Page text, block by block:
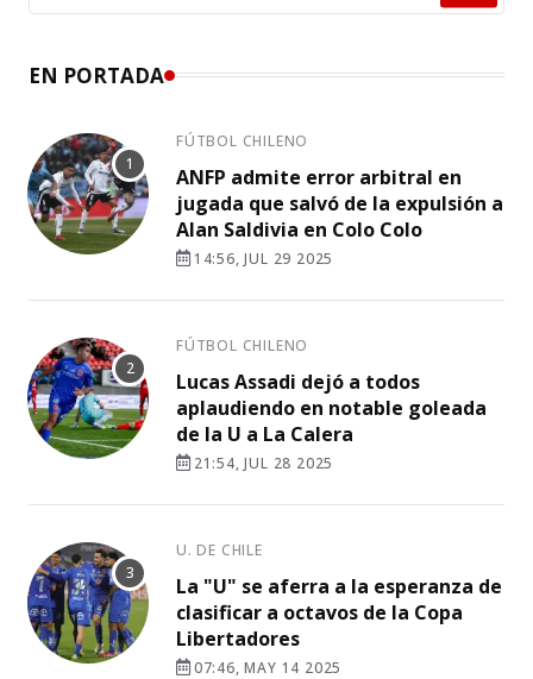
EN PORTADA
FÚTBOL CHILENO
ANFP admite error arbitral en
jugada que salvó de la expulsión a
Alan Saldivia en Colo Colo
14:56, JUL 29 2025
FÚTBOL CHILENO
Lucas Assadi dejó a todos
aplaudiendo en notable goleada
de la U a La Calera
21:54, JUL 28 2025
U. DE CHILE
La "U" se aferra a la esperanza de
clasificar a octavos de la Copa
Libertadores
07:46, MAY 14 2025